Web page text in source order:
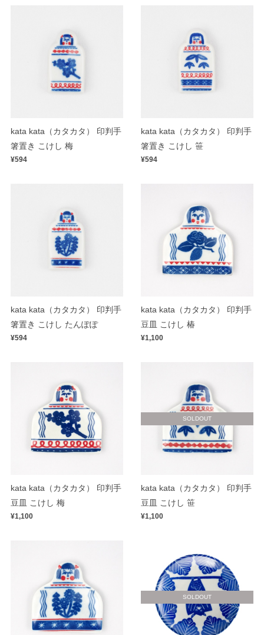
kata kata（カタカタ） 印判手
箸置き こけし 梅
¥594
kata kata（カタカタ） 印判手
箸置き こけし 笹
¥594
kata kata（カタカタ） 印判手
箸置き こけし たんぽぽ
¥594
kata kata（カタカタ） 印判手
豆皿 こけし 椿
¥1,100
kata kata（カタカタ） 印判手
豆皿 こけし 梅
¥1,100
SOLDOUT
kata kata（カタカタ） 印判手
豆皿 こけし 笹
¥1,100
SOLDOUT